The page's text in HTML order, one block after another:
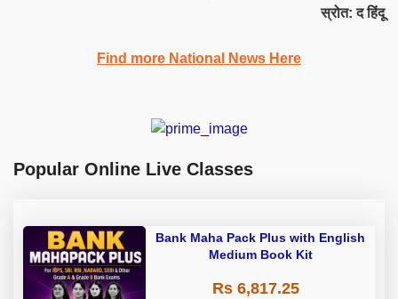
स्रोत: द हिंदू
Find more National News Here
Popular Online Live Classes
Bank Maha Pack Plus with English
Medium Book Kit
Rs 6,817.25